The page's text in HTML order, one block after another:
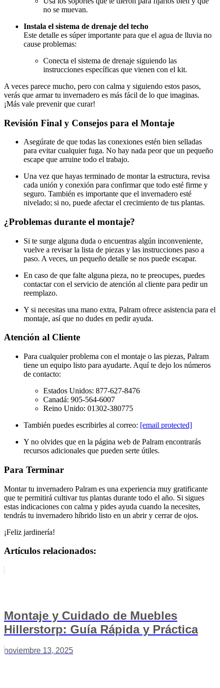
no se muevan.
Instala el sistema de drenaje del techo
Este detalle es súper importante para que el agua de lluvia no
cause problemas:
Conecta el sistema de drenaje siguiendo las
instrucciones específicas que vienen con el kit.
A veces parece mucho, pero con calma y siguiendo estos pasos,
verás que armar tu invernadero es más fácil de lo que imaginas.
¡Más vale prevenir que curar!
Revisión Final y Consejos para el Montaje
Asegúrate de que todas las conexiones estén bien selladas
para evitar cualquier fuga. No hay nada peor que un pequeño
escape que arruine todo el trabajo.
Una vez que hayas terminado de montar la estructura, revisa
cada unión y conexión para confirmar que todo esté firme y
seguro. También es importante que el invernadero esté
nivelado; si no, puede afectar el crecimiento de tus plantas.
¿Problemas durante el montaje?
Si te surge alguna duda o encuentras algún inconveniente,
vuelve a revisar la lista de piezas y las instrucciones paso a
paso. A veces, un pequeño detalle se nos puede escapar.
En caso de que falte alguna pieza, no te preocupes, puedes
contactar con el servicio de atención al cliente para pedir un
reemplazo.
Y si necesitas una mano extra, Palram ofrece asistencia para el
montaje, así que no dudes en pedir ayuda.
Atención al Cliente
Para cualquier problema con el montaje o las piezas, Palram
tiene un equipo listo para ayudarte. Aquí te dejo los números
de contacto:
Estados Unidos: 877-627-8476
Canadá: 905-564-6007
Reino Unido: 01302-380775
También puedes escribirles al correo: [email protected]
Y no olvides que en la página web de Palram encontrarás
recursos adicionales que pueden serte útiles.
Para Terminar
Montar tu invernadero Palram es una experiencia muy gratificante
que te permitirá cultivar tus plantas durante todo el año. Si sigues
estas indicaciones con calma y pides ayuda cuando la necesites,
tendrás tu invernadero híbrido listo en un abrir y cerrar de ojos.
¡Feliz jardinería!
Artículos relacionados:
Montaje y Cuidado de Muebles
Hillerstorp: Guía Rápida y Práctica
noviembre 13, 2025